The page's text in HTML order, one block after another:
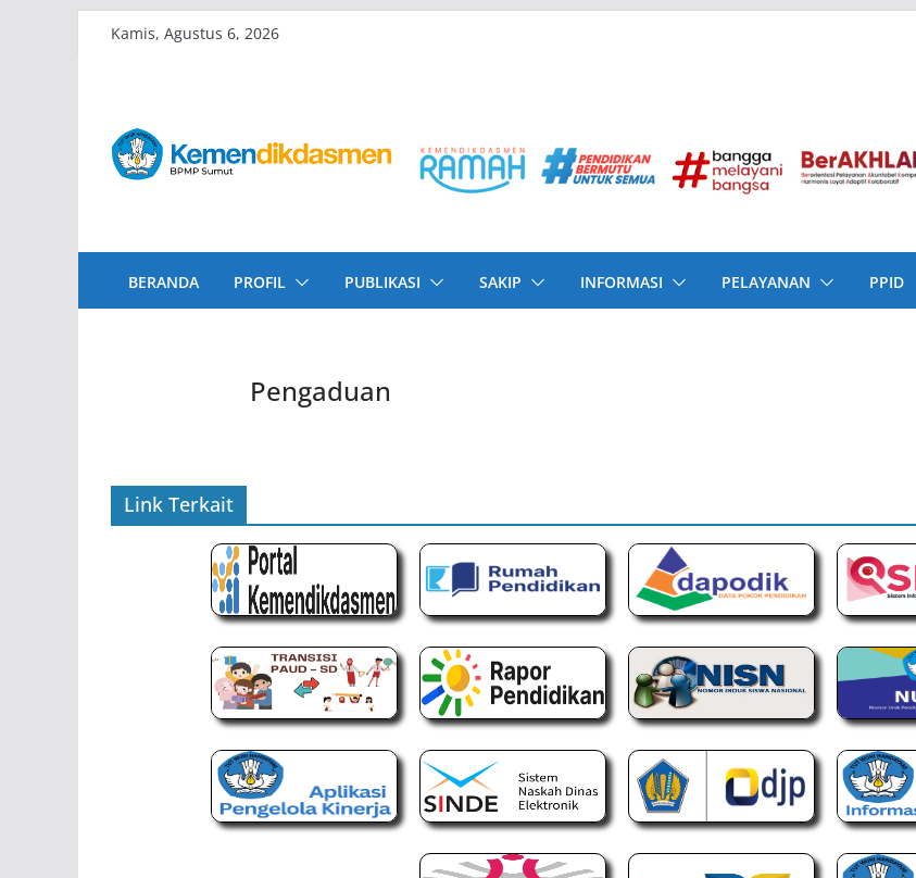
Kamis, Agustus 6, 2026
BERANDA PROFIL PUBLIKASI SAKIP INFORMASI PELAYANAN PPID
Pengaduan
Link Terkait